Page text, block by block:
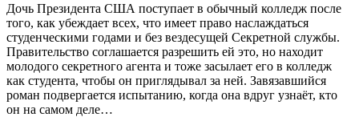
Дочь Президента США поступает в обычный колледж после
того, как убеждает всех, что имеет право наслаждаться
студенческими годами и без вездесущей Секретной службы.
Правительство соглашается разрешить ей это, но находит
молодого секретного агента и тоже засылает его в колледж
как студента, чтобы он приглядывал за ней. Завязавшийся
роман подвергается испытанию, когда она вдруг узнаёт, кто
он на самом деле…